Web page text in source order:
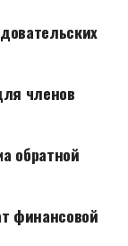
атаке
области
ранения
членов
обратной
финансовой